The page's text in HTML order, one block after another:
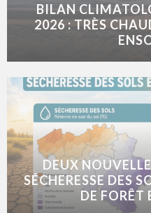
BILAN
2026 : TRÈS
DEUX
SÉCHERESSE DES
DE FORÊT